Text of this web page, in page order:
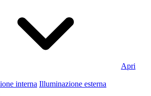
Apri
interna Illuminazione esterna